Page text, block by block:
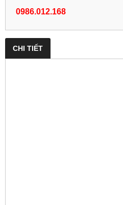
0986.012.168
CHI TIẾT